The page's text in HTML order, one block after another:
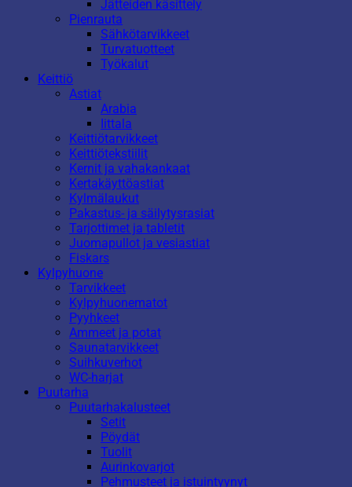
Jätteiden käsittely
Pienrauta
Sähkötarvikkeet
Turvatuotteet
Työkalut
Keittiö
Astiat
Arabia
Iittala
Keittiötarvikkeet
Keittiötekstiilit
Kernit ja vahakankaat
Kertakäyttöastiat
Kylmälaukut
Pakastus- ja säilytysrasiat
Tarjottimet ja tabletit
Juomapullot ja vesiastiat
Fiskars
Kylpyhuone
Tarvikkeet
Kylpyhuonematot
Pyyhkeet
Ammeet ja potat
Saunatarvikkeet
Suihkuverhot
WC-harjat
Puutarha
Puutarhakalusteet
Setit
Pöydät
Tuolit
Aurinkovarjot
Pehmusteet ja istuintyynyt